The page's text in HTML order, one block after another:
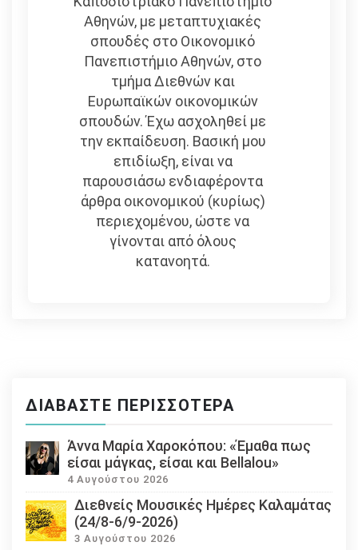
Αθηνών, με μεταπτυχιακές
σπουδές στο Οικονομικό
Πανεπιστήμιο Αθηνών, στο
τμήμα Διεθνών και
Ευρωπαϊκών οικονομικών
σπουδών. Έχω ασχοληθεί με
την εκπαίδευση. Βασική μου
επιδίωξη, είναι να
παρουσιάσω ενδιαφέροντα
άρθρα οικονομικού (κυρίως)
περιεχομένου, ώστε να
γίνονται από όλους
κατανοητά.
ΔΙΑΒΆΣΤΕ ΠΕΡΙΣΣΌΤΕΡΑ
Άννα Μαρία Χαροκόπου: «Έμαθα πως
είσαι μάγκας, είσαι και Bellalou»
4 Αυγούστου 2026
Διεθνείς Μουσικές Ημέρες Καλαμάτας
(24/8-6/9-2026)
3 Αυγούστου 2026